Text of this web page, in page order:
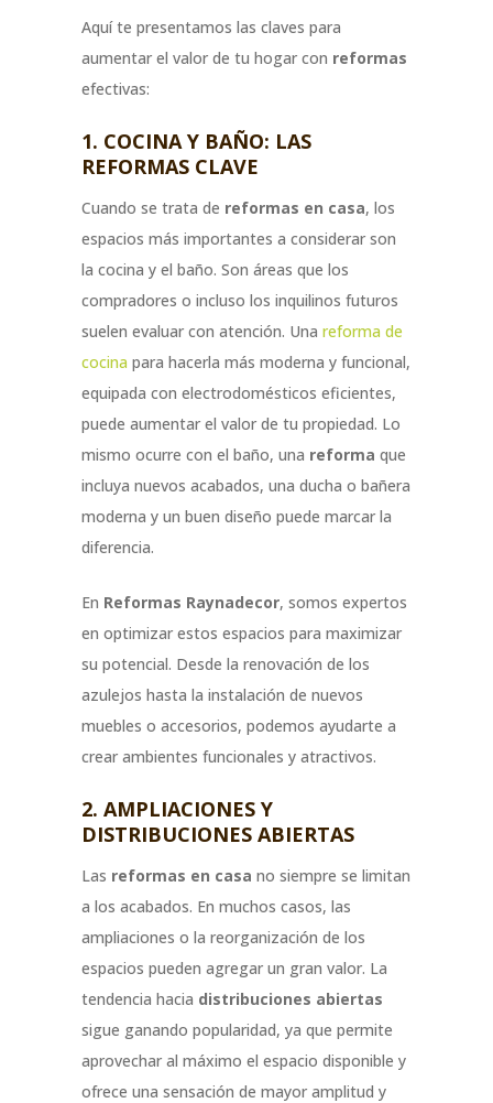
Aquí te presentamos las claves para
aumentar el valor de tu hogar con reformas
efectivas:
1. COCINA Y BAÑO: LAS
REFORMAS CLAVE
Cuando se trata de reformas en casa, los
espacios más importantes a considerar son
la cocina y el baño. Son áreas que los
compradores o incluso los inquilinos futuros
suelen evaluar con atención. Una reforma de
cocina para hacerla más moderna y funcional,
equipada con electrodomésticos eficientes,
puede aumentar el valor de tu propiedad. Lo
mismo ocurre con el baño, una reforma que
incluya nuevos acabados, una ducha o bañera
moderna y un buen diseño puede marcar la
diferencia.
En Reformas Raynadecor, somos expertos
en optimizar estos espacios para maximizar
su potencial. Desde la renovación de los
azulejos hasta la instalación de nuevos
muebles o accesorios, podemos ayudarte a
crear ambientes funcionales y atractivos.
2. AMPLIACIONES Y
DISTRIBUCIONES ABIERTAS
Las reformas en casa no siempre se limitan
a los acabados. En muchos casos, las
ampliaciones o la reorganización de los
espacios pueden agregar un gran valor. La
tendencia hacia distribuciones abiertas
sigue ganando popularidad, ya que permite
aprovechar al máximo el espacio disponible y
ofrece una sensación de mayor amplitud y